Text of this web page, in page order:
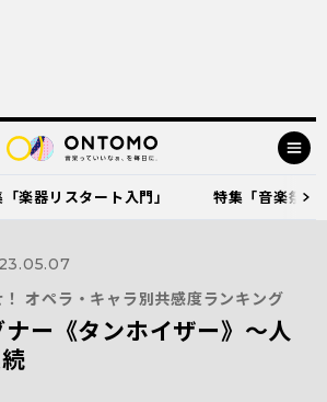
楽器リスタート入門」 特集「音楽祭
！ オペラ・キャラ別共感度ランキング
ナー《タンホイザー》〜人